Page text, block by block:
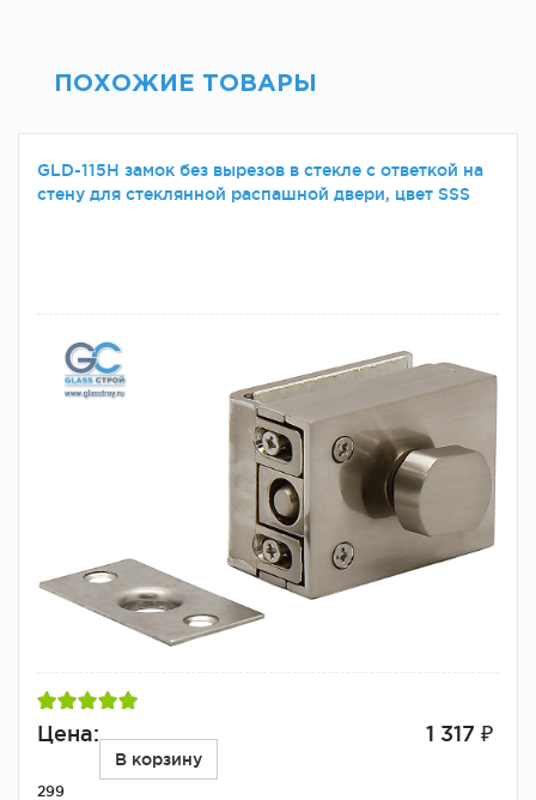
ПОХОЖИЕ ТОВАРЫ
GLD-115H замок без вырезов в стекле с ответкой на
стену для стеклянной распашной двери, цвет SSS
Цена: 1 317 ₽
В корзину
299